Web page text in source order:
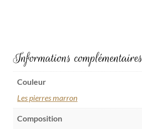
Informations complémentaires
Couleur
Les pierres marron
Composition